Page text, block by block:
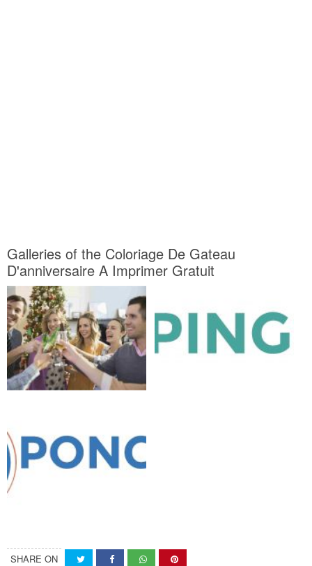
Galleries of the Coloriage De Gateau
D'anniversaire A Imprimer Gratuit
SHARE ON